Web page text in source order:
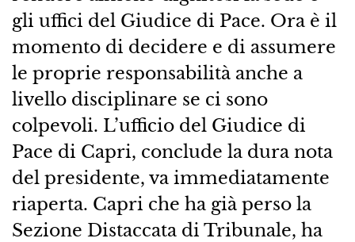
gli uffici del Giudice di Pace. Ora è il
momento di decidere e di assumere
le proprie responsabilità anche a
livello disciplinare se ci sono
colpevoli. L’ufficio del Giudice di
Pace di Capri, conclude la dura nota
del presidente, va immediatamente
riaperta. Capri che ha già perso la
Sezione Distaccata di Tribunale, ha